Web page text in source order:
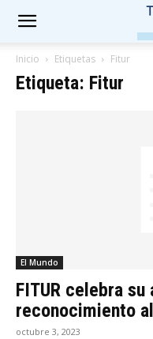
Inicio Etiquetas Fitur
Etiqueta: Fitur
El Mundo
FITUR celebra su
reconocimiento
octubre 3, 2023